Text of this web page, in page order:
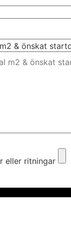
& önskat
eller ritningar